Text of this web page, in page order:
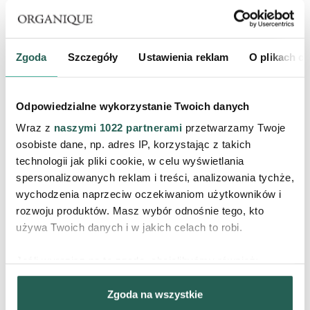
Zgoda Szczegóły Ustawienia reklam O plikach
Odpowiedzialne wykorzystanie Twoich danych
Wraz z naszymi 1022 partnerami przetwarzamy Twoje
osobiste dane, np. adres IP, korzystając z takich
technologii jak pliki cookie, w celu wyświetlania
spersonalizowanych reklam i treści, analizowania tychże,
wychodzenia naprzeciw oczekiwaniom użytkowników i
rozwoju produktów. Masz wybór odnośnie tego, kto
używa Twoich danych i w jakich celach to robi.
Gromadzić dane dotyczące Twojej lokalizacji
geograficznej z dokładnością nawet do kilku metrów
Zgoda na wszystkie
DEPILACJI – ZADBAJ O SKÓRĘ BEZ
PODRAŻNIEŃ
Żeby jak najdłużej cieszyć się gładką skórą pleców bez
podrażnień i wrastających włosków, trzeba
wypróbuj nasze inspirowane naturą kosmetyki.
Zawierają substancje łagodzące, nawilżające, odżywcze